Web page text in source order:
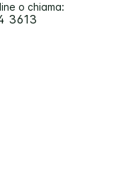
o chiama:
3613